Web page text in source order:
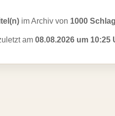
im Archiv von 1000
am 08.08.2026 um 10:25